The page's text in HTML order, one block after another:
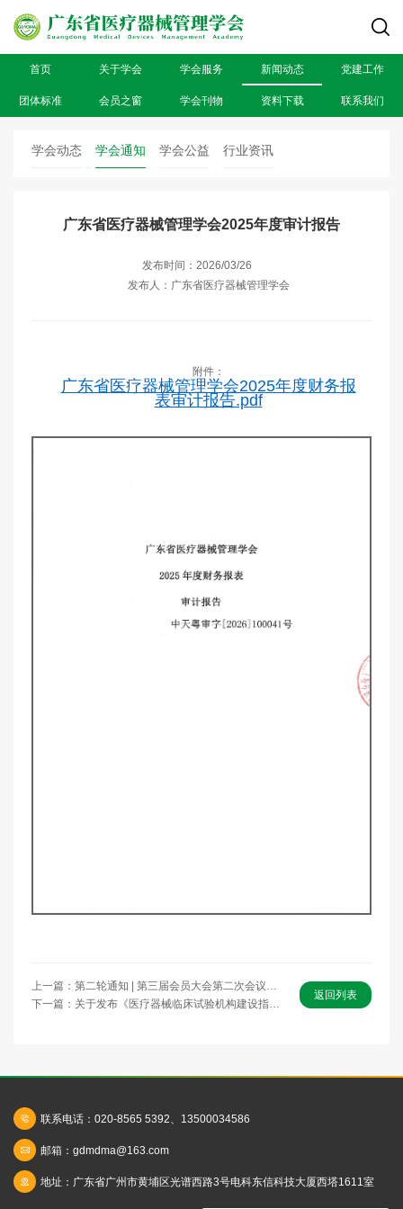
首页 关于学会 学会服务 新闻动态 党建工作
团体标准 会员之窗 学会刊物 资料下载 联系我们
学会动态 学会通知 学会公益 行业资讯
广东省医疗器械管理学会2025年度审计报告
发布时间：2026/03/26
发布人：广东省医疗器械管理学会
附件：
广东省医疗器械管理学会2025年度财务报
表审计报告.pdf
返回列表
联系电话：020-8565 5392、13500034586
邮箱：gdmdma@163.com
地址：广东省广州市黄埔区光谱西路3号电科东信科技大厦西塔1611室